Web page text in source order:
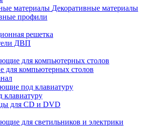
Декоративные материалы
профили
решетка
ДВП
для компьютерных столов
под клавиатуру
клавиатуру
для CD и DVD